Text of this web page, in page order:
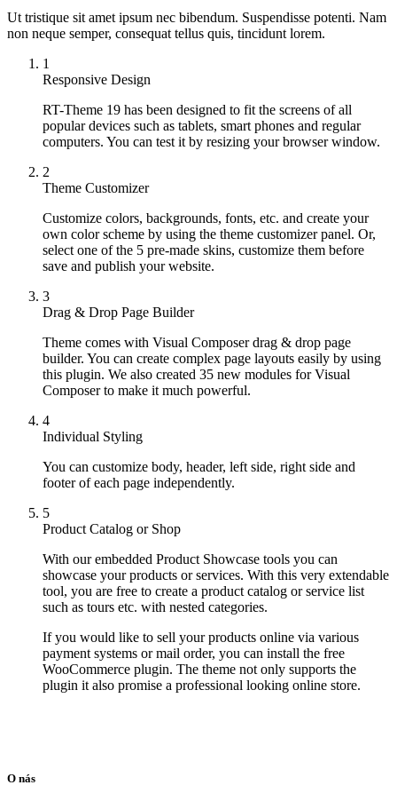
Ut tristique sit amet ipsum nec bibendum. Suspendisse potenti. Nam
non neque semper, consequat tellus quis, tincidunt lorem.
1
Responsive Design
RT-Theme 19 has been designed to fit the screens of all
popular devices such as tablets, smart phones and regular
computers. You can test it by resizing your browser window.
2
Theme Customizer
Customize colors, backgrounds, fonts, etc. and create your
own color scheme by using the theme customizer panel. Or,
select one of the 5 pre-made skins, customize them before
save and publish your website.
3
Drag & Drop Page Builder
Theme comes with Visual Composer drag & drop page
builder. You can create complex page layouts easily by using
this plugin. We also created 35 new modules for Visual
Composer to make it much powerful.
4
Individual Styling
You can customize body, header, left side, right side and
footer of each page independently.
5
Product Catalog or Shop
With our embedded Product Showcase tools you can
showcase your products or services. With this very extendable
tool, you are free to create a product catalog or service list
such as tours etc. with nested categories.
If you would like to sell your products online via various
payment systems or mail order, you can install the free
WooCommerce plugin. The theme not only supports the
plugin it also promise a professional looking online store.
O nás